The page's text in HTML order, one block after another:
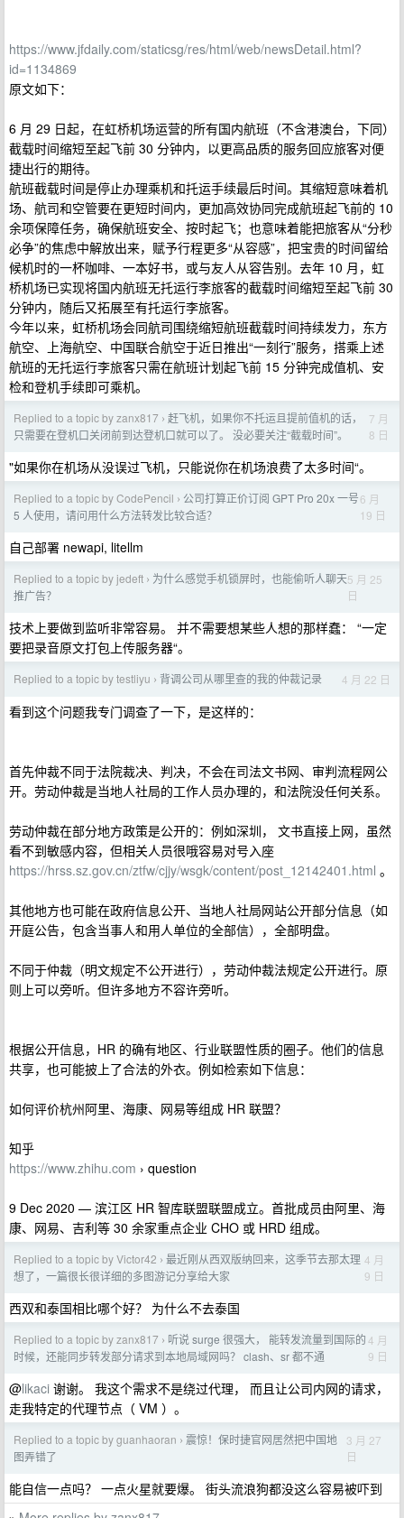
https://www.jfdaily.com/staticsg/res/html/web/newsDetail.html?
id=1134869
原文如下：
6 月 29 日起，在虹桥机场运营的所有国内航班（不含港澳台，下同）
截载时间缩短至起飞前 30 分钟内，以更高品质的服务回应旅客对便
捷出行的期待。
航班截载时间是停止办理乘机和托运手续最后时间。其缩短意味着机
场、航司和空管要在更短时间内，更加高效协同完成航班起飞前的 10
余项保障任务，确保航班安全、按时起飞；也意味着能把旅客从“分秒
必争”的焦虑中解放出来，赋予行程更多“从容感”，把宝贵的时间留给
候机时的一杯咖啡、一本好书，或与友人从容告别。去年 10 月，虹
桥机场已实现将国内航班无托运行李旅客的截载时间缩短至起飞前 30
分钟内，随后又拓展至有托运行李旅客。
今年以来，虹桥机场会同航司围绕缩短航班截载时间持续发力，东方
航空、上海航空、中国联合航空于近日推出“一刻行”服务，搭乘上述
航班的无托运行李旅客只需在航班计划起飞前 15 分钟完成值机、安
检和登机手续即可乘机。
Replied to a topic by zanx817 › 赶飞机，如果你不托运且提前值机的话，
只需要在登机口关闭前到达登机口就可以了。 没必要关注“截载时间”。
7 月
8 日
"如果你在机场从没误过飞机，只能说你在机场浪费了太多时间“。
Replied to a topic by CodePencil › 公司打算正价订阅 GPT Pro 20x 一号
5 人使用，请问用什么方法转发比较合适？
6 月
19 日
自己部署 newapi, litellm
Replied to a topic by jedeft › 为什么感觉手机锁屏时，也能偷听人聊天
推广告？
5 月 25
日
技术上要做到监听非常容易。 并不需要想某些人想的那样蠢： “一定
要把录音原文打包上传服务器“。
Replied to a topic by testliyu › 背调公司从哪里查的我的仲裁记录 4 月 22 日
看到这个问题我专门调查了一下，是这样的：
首先仲裁不同于法院裁决、判决，不会在司法文书网、审判流程网公
开。劳动仲裁是当地人社局的工作人员办理的，和法院没任何关系。
劳动仲裁在部分地方政策是公开的：例如深圳， 文书直接上网，虽然
看不到敏感内容，但相关人员很哦容易对号入座
https://hrss.sz.gov.cn/ztfw/cjjy/wsgk/content/post_12142401.html 。
其他地方也可能在政府信息公开、当地人社局网站公开部分信息（如
开庭公告，包含当事人和用人单位的全部信），全部明盘。
不同于仲裁（明文规定不公开进行），劳动仲裁法规定公开进行。原
则上可以旁听。但许多地方不容许旁听。
根据公开信息，HR 的确有地区、行业联盟性质的圈子。他们的信息
共享，也可能披上了合法的外衣。例如检索如下信息：
如何评价杭州阿里、海康、网易等组成 HR 联盟？
知乎
https://www.zhihu.com › question
9 Dec 2020 — 滨江区 HR 智库联盟联盟成立。首批成员由阿里、海
康、网易、吉利等 30 余家重点企业 CHO 或 HRD 组成。
Replied to a topic by Victor42 › 最近刚从西双版纳回来，这季节去那太理
想了，一篇很长很详细的多图游记分享给大家
4 月
9 日
西双和泰国相比哪个好？ 为什么不去泰国
Replied to a topic by zanx817 › 听说 surge 很强大， 能转发流量到国际的
时候，还能同步转发部分请求到本地局域网吗？ clash、sr 都不通
4 月
9 日
@likaci 谢谢。 我这个需求不是绕过代理， 而且让公司内网的请求，
走我特定的代理节点（ VM ）。
Replied to a topic by guanhaoran › 震惊！保时捷官网居然把中国地
图弄错了
3 月 27
日
能自信一点吗？ 一点火星就要爆。 街头流浪狗都没这么容易被吓到